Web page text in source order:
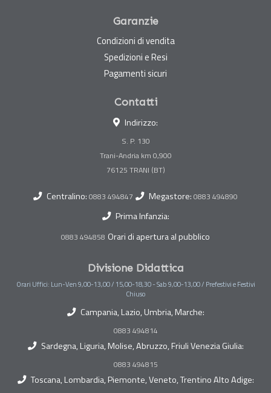
Garanzie
Condizioni di vendita
Spedizioni e Resi
Pagamenti sicuri
Contatti
Indirizzo:
S. P. 130
Trani-Andria km 0,900
Centralino: 0883 494847 Megastore: 0883 494890
Prima Infanzia:
0883 494858 Orari di apertura al pubblico
Divisione Didattica
Orari Uffici: Lun-Ven 9,00-13,00 / 15,00-18,30 - Sab 9,00-13,00 / Prefestivi e Festivi
Chiuso
Campania, Lazio, Umbria, Marche:
0883 494814
Sardegna, Liguria, Molise, Abruzzo, Friuli Venezia Giulia:
0883 494815
Toscana, Lombardia, Piemonte, Veneto, Trentino Alto Adige: